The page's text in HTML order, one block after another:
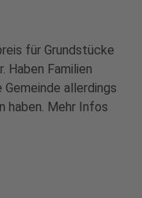
für Grundstücke
Haben Familien
allerdings
haben. Mehr Infos